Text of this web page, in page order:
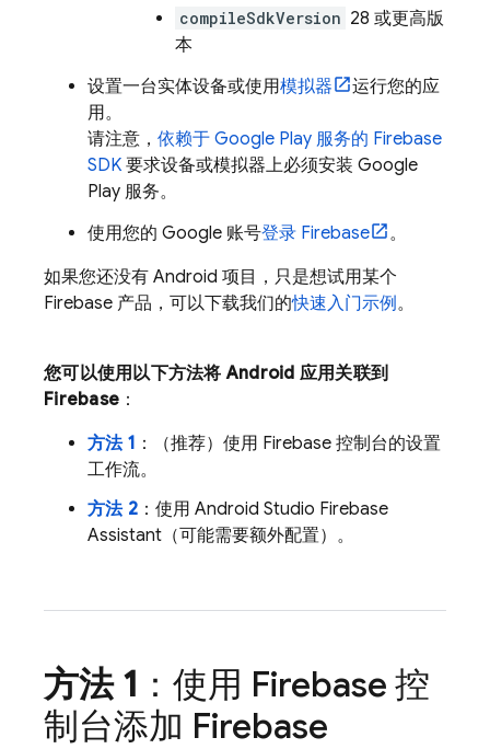
compileSdkVersion 28 或更高版
本
设置一台实体设备或使用模拟器
运行您的应
用。
请注意， 依赖于 Google Play 服务的 Firebase
SDK 要求设备或模拟器上必须安装 Google
Play 服务。
使用您的 Google 账号登录 Firebase
。
如果您还没有 Android 项目，只是想试用某个
Firebase 产品，可以下载我们的快速入门示例。
您可以使用以下方法将 Android 应用关联到
Firebase ：
方法 1 ：（推荐）使用 Firebase 控制台的设置
工作流。
方法 2 ：使用 Android Studio Firebase
Assistant（可能需要额外配置）。
方法 1 ：使用 Firebase 控
制台添加 Firebase